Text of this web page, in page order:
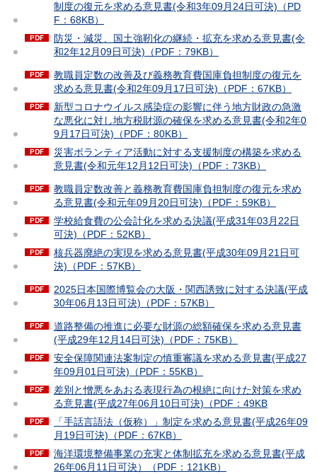
制度の復元を求める意見書(令和3年09月24日可決)（PD
F：68KB）
防災・減災、国土強靭化の継続・拡充を求める意見書(令
和2年12月09日可決)（PDF：79KB）
教職員定数の改善及び義務教育費国庫負担制度の復元を
求める意見書(令和2年09月17日可決)（PDF：67KB）
新型コロナウイルス感染症の影響に伴う地方財政の急激
な悪化に対し地方税財源の確保を求める意見書(令和2年0
9月17日可決)（PDF：80KB）
災害ボランティア活動に対する支援制度の構築を求める
意見書(令和元年12月12日可決)（PDF：73KB）
教職員定数改善と義務教育費国庫負担制度の復元を求め
る意見書(令和元年09月20日可決)（PDF：59KB）
学校給食費の公会計化を求める決議(平成31年03月22日
可決)（PDF：52KB）
核兵器廃絶の実現を求める意見書(平成30年09月21日可
決)（PDF：57KB）
2025日本国際博覧会の大阪・関西誘致に対する決議(平成
30年06月13日可決)（PDF：57KB）
道路整備の推進に必要な財源の総額確保を求める意見書
(平成29年12月14日可決)（PDF：75KB）
安全保障関連法案制定の慎重審議を求める意見書(平成27
年09月01日可決)（PDF：55KB）
差別と憎悪をあおる表現行為の根絶に向けた対策を求め
る意見書(平成27年06月10日可決)（PDF：49KB
「手話言語法（仮称）」制定を求める意見書(平成26年09
月19日可決)（PDF：67KB）
海洋環境整備事業の充実と体制拡充を求める意見書(平成
26年06月11日可決）（PDF：121KB）